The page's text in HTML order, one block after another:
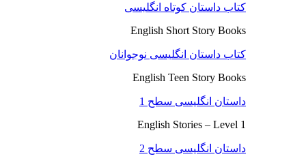
کتاب داستان کوتاه انگلیسی
English Short Story Books
کتاب داستان انگلیسی نوجوانان
English Teen Story Books
داستان انگلیسی سطح 1
English Stories – Level 1
داستان انگلیسی سطح 2